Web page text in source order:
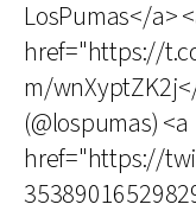
LosPumas</a>
href="https://
m/
(@lospumas) <a
href="https://